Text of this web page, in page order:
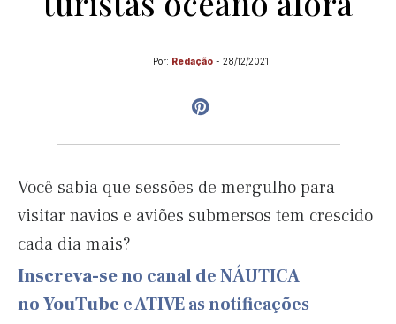
Por: Redação - 28/12/2021
Você sabia que sessões de mergulho para
visitar navios e aviões submersos tem crescido
cada dia mais?
Inscreva-seno canal de NÁUTICA
noYouTubee ATIVE as notificações